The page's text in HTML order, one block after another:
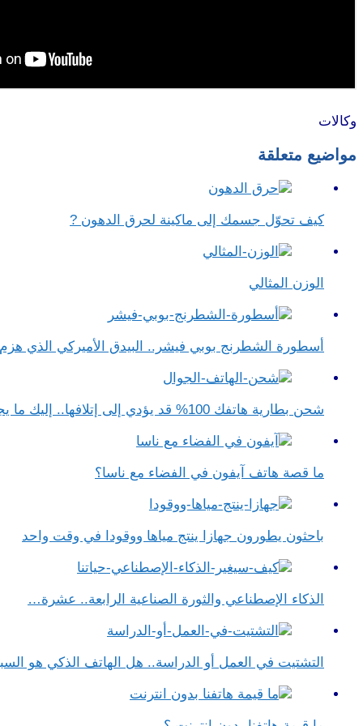
وكالات
مواضيع متعلقة
كيف تحوّل جسمك إلى ماكينة لحرق الدهون ?
الوزن المثالي
أسطورة الشطرنج بوبي فيشر.. البيدق الأميركي الذي
شحن بطارية هاتفك 100% قد يؤدي إلى إتلافها.. إليك ما يجب فعله
ما قصة هاتف آيفون في الفضاء مع ناسا؟
باحثون يطورون جهازا ينتج مياها ووقودا في وقت واحد
الذكاء الإصطناعي والثورة الصناعية الرابعة.. عشرة…
التشتيت في العمل أو الدراسة.. هل الهاتف الذكي هو